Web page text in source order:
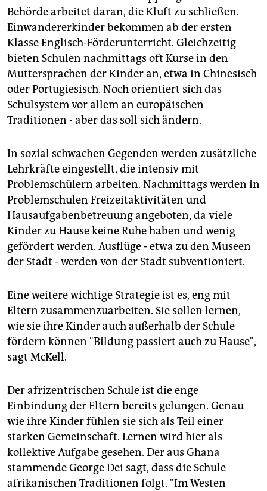
Behörde arbeitet daran, die Kluft zu schließen.
Einwandererkinder bekommen ab der ersten
Klasse Englisch-Förderunterricht. Gleichzeitig
bieten Schulen nachmittags oft Kurse in den
Muttersprachen der Kinder an, etwa in Chinesisch
oder Portugiesisch. Noch orientiert sich das
Schulsystem vor allem an europäischen
Traditionen - aber das soll sich ändern.
In sozial schwachen Gegenden werden zusätzliche
Lehrkräfte eingestellt, die intensiv mit
Problemschülern arbeiten. Nachmittags werden in
Problemschulen Freizeitaktivitäten und
Hausaufgabenbetreuung angeboten, da viele
Kinder zu Hause keine Ruhe haben und wenig
gefördert werden. Ausflüge - etwa zu den Museen
der Stadt - werden von der Stadt subventioniert.
Eine weitere wichtige Strategie ist es, eng mit
Eltern zusammenzuarbeiten. Sie sollen lernen,
wie sie ihre Kinder auch außerhalb der Schule
fördern können "Bildung passiert auch zu Hause",
sagt McKell.
Der afrizentrischen Schule ist die enge
Einbindung der Eltern bereits gelungen. Genau
wie ihre Kinder fühlen sie sich als Teil einer
starken Gemeinschaft. Lernen wird hier als
kollektive Aufgabe gesehen. Der aus Ghana
stammende George Dei sagt, dass die Schule
afrikanischen Traditionen folgt. "Im Westen